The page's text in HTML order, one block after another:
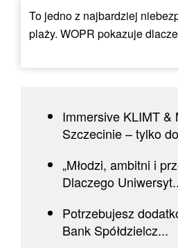
To jedno z najbardziej
plaży. WOPR pokazuje
Immersive KLIMT &
Szczecinie – tylko
„Młodzi, ambitni i
Dlaczego
Potrzebujesz
Bank Spółdzielcz...